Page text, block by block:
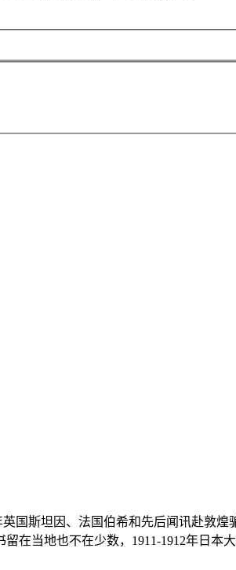
英国斯坦因、法国伯希和先后闻讯赴敦
在当地也不在少数，1911-1912年日本